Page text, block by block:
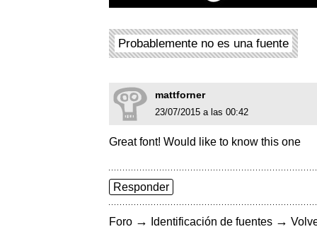
Probablemente no es una fuente
mattforner
23/07/2015 a las 00:42
Great font! Would like to know this one
Responder
Foro → Identificación de fuentes →